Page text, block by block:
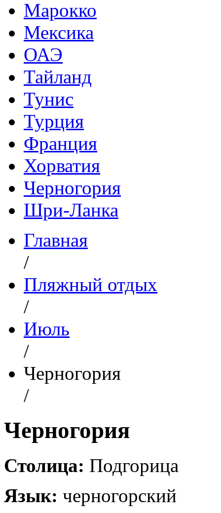
Марокко
Мексика
ОАЭ
Тайланд
Тунис
Турция
Франция
Хорватия
Черногория
Шри-Ланка
Главная
/
Пляжный отдых
/
Июль
/
Черногория
/
Черногория
Столица: Подгорица
Язык: черногорский